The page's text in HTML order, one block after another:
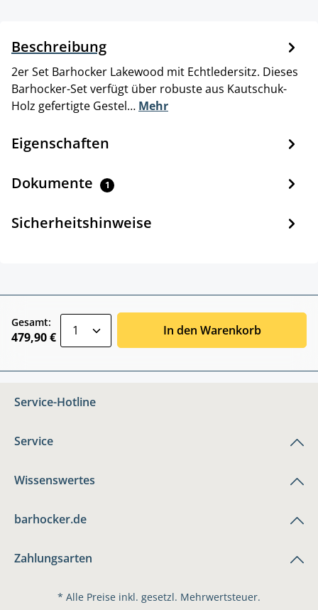
Beschreibung
2er Set Barhocker Lakewood mit Echtledersitz. Dieses
Barhocker-Set verfügt über robuste aus Kautschuk-
Holz gefertigte Gestel… Mehr
Eigenschaften
Dokumente 1
Sicherheitshinweise
Gesamt:
479,90 € In den Warenkorb
Service-Hotline
Service
Wissenswertes
barhocker.de
Zahlungsarten
* Alle Preise inkl. gesetzl. Mehrwertsteuer.